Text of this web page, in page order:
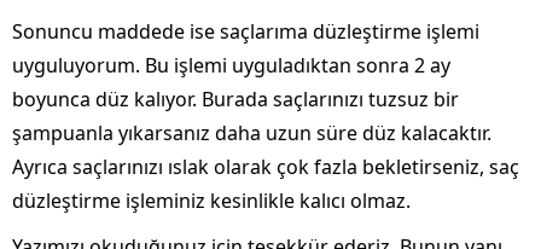
Sonuncu maddede ise saçlarıma düzleştirme işlemi
uyguluyorum. Bu işlemi uyguladıktan sonra 2 ay
boyunca düz kalıyor. Burada saçlarınızı tuzsuz bir
şampuanla yıkarsanız daha uzun süre düz kalacaktır.
Ayrıca saçlarınızı ıslak olarak çok fazla bekletirseniz, saç
düzleştirme işleminiz kesinlikle kalıcı olmaz.